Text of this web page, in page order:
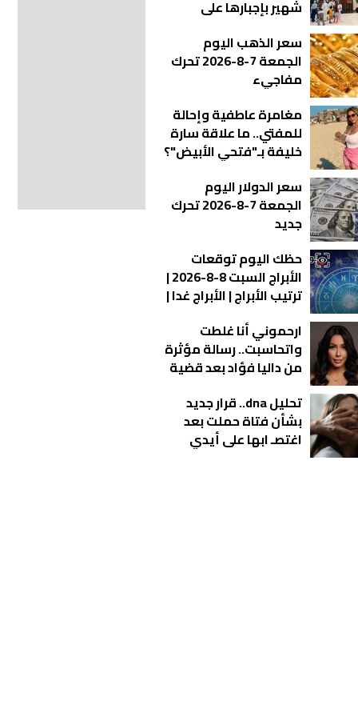
شهير بإجبارها على
سعر الذهب اليوم
الجمعة 7-8-2026 تحرك
مفاجيء
مغامرة عاطفية وإحالة
للمفتي.. ما علاقة سارة
خليفة بـ"فتحي الأبيض"؟
سعر الدولار اليوم
الجمعة 7-8-2026 تحرك
جديد
حظك اليوم توقعات
الأبراج السبت 8-8-2026 |
ترتيب الأبراج | الأبراج غدا |
الأبراج | الأبراج بالأشهر
ارحموني أنا غلطت
واتحاسبت.. رسالة مؤثرة
من داليا فؤاد بعد قضية
تحليل dna.. قرار جديد
بشأن فتاة حملت بعد
اغتصـ ابها على أيدي